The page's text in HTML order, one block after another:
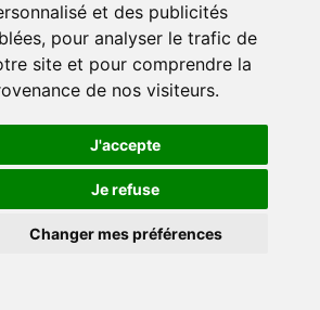
et des publicités
pour analyser le trafic de
site et pour comprendre la
de nos visiteurs.
J'accepte
Je refuse
Changer mes préférences